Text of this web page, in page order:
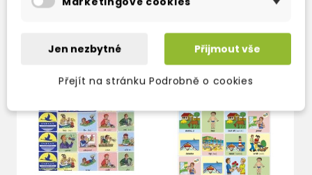
TAKÉ DOPORUČUJEME
Jen nezbytné Přijmout vše
Přejít na stránku Podrobně o cookies